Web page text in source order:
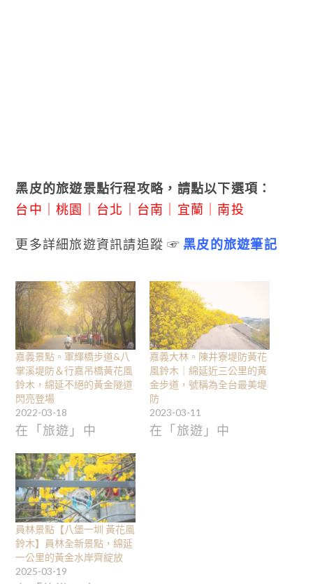
黑皮的旅遊景點行程攻略，請點以下選項：
台中 ｜桃園 台北 台南 宜蘭 南投
更多詳細旅遊資訊請追蹤 ☞ 黑皮的旅遊筆記
嘉義景點。軍輝橋步道&八
掌溪堤防＆行嘉吊橋黃花風
鈴木，綿延不絕的黃金隧道
閃亮登場
2022-03-18
在「旅遊」中
嘉義大林。陳井寮堤防黃花
風鈴木｜綿延近三公里的黃
金步道，號稱為全台最美堤
防
2023-03-11
在「旅遊」中
員林景點【八堡一圳 黃花風
鈴木】員林全新景點，綿延
一公里的黃金水岸齊綻放
2025-03-19